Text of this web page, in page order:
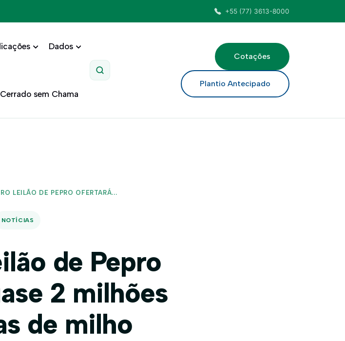
+55 (77) 3613-8000
Dados
Cerrado sem Chama
Pesquisar
Cotações
Plantio Antecipado
LEILÃO DE PEPRO OFERTARÁ...
NOTÍCIAS
de Pepro
2 milhões
de milho